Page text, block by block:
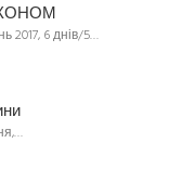
2017, 6 днів/5…